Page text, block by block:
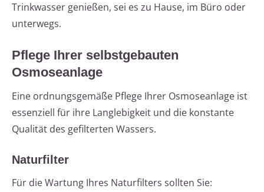
Trinkwasser genießen, sei es zu Hause, im Büro oder
unterwegs.
Pflege Ihrer selbstgebauten
Osmoseanlage
Eine ordnungsgemäße Pflege Ihrer Osmoseanlage ist
essenziell für ihre Langlebigkeit und die konstante
Qualität des gefilterten Wassers.
Naturfilter
Für die Wartung Ihres Naturfilters sollten Sie: